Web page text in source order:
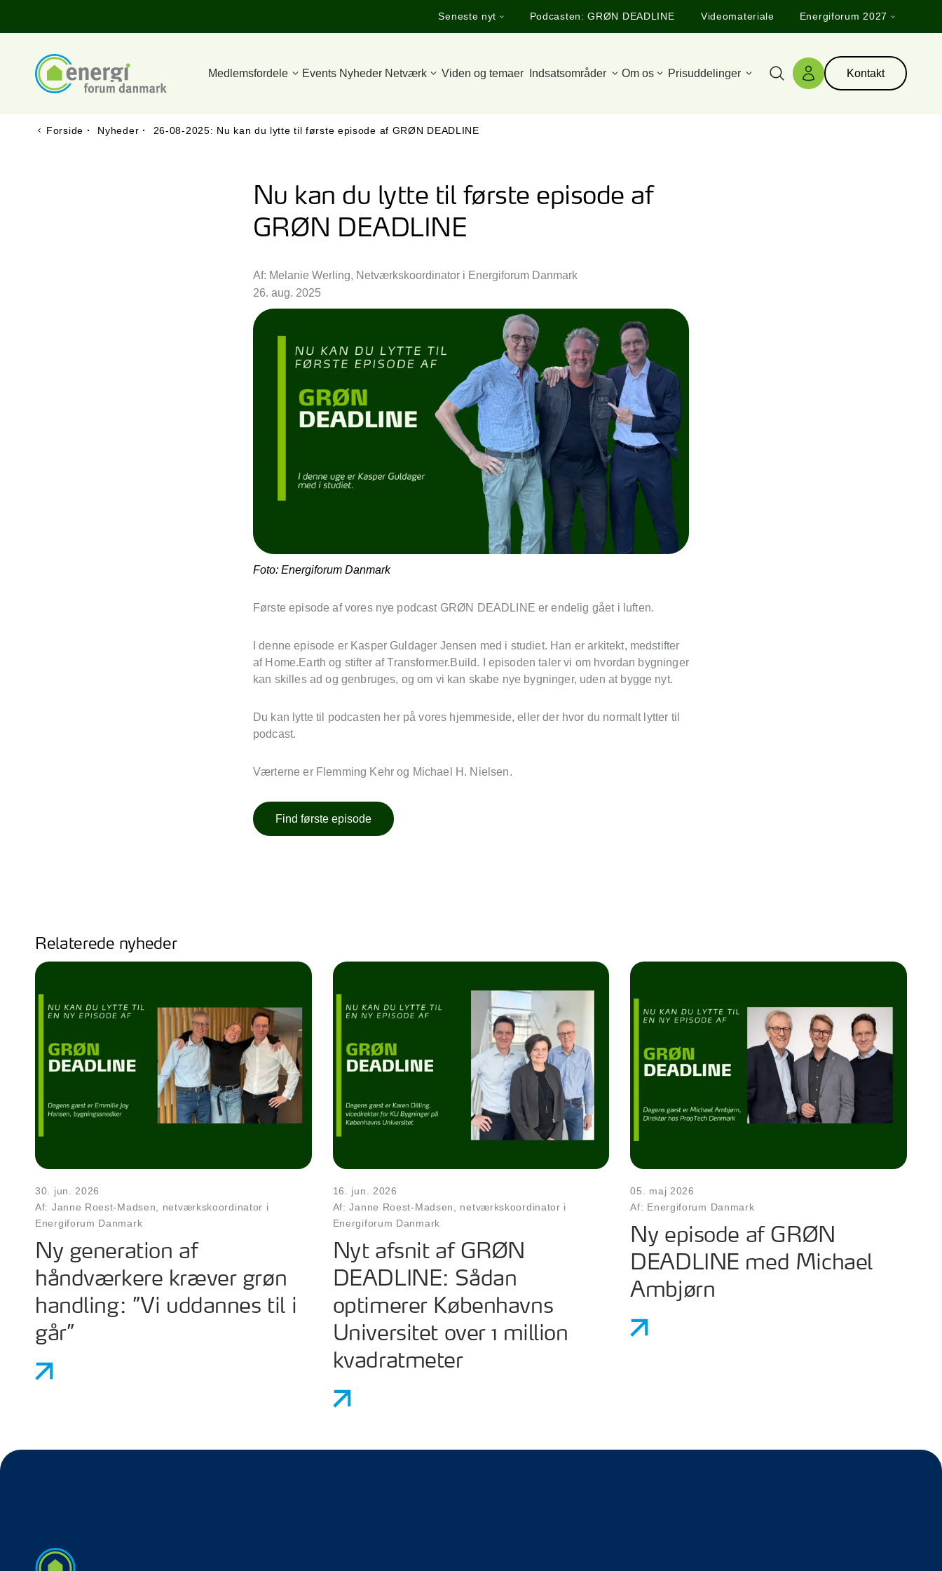
Seneste nyt Podcasten: GRØN DEADLINE Videomateriale Energiforum 2027
Medlemsfordele Events Nyheder Netværk Viden og temaer Indsatsområder Om os Prisuddelinger
Søg Log ind
Kontakt
Forside · Nyheder · 26-08-2025: Nu kan du lytte til første episode af GRØN DEADLINE
Nu kan du lytte til første episode af
GRØN DEADLINE
Af: Melanie Werling, Netværkskoordinator i Energiforum Danmark
26. aug. 2025
Foto: Energiforum Danmark
Første episode af vores nye podcast GRØN DEADLINE er endelig gået i luften.
I denne episode er Kasper Guldager Jensen med i studiet. Han er arkitekt, medstifter
af Home.Earth og stifter af Transformer.Build. I episoden taler vi om hvordan bygninger
kan skilles ad og genbruges, og om vi kan skabe nye bygninger, uden at bygge nyt.
Du kan lytte til podcasten her på vores hjemmeside, eller der hvor du normalt lytter til
podcast.
Værterne er Flemming Kehr og Michael H. Nielsen.
Find første episode
Relaterede nyheder
30. jun. 2026
Af: Janne Roest-Madsen, netværkskoordinator i
Energiforum Danmark
Ny generation af
håndværkere kræver grøn
handling: ”Vi uddannes til i
går”
16. jun. 2026
Af: Janne Roest-Madsen, netværkskoordinator i
Energiforum Danmark
Nyt afsnit af GRØN
DEADLINE: Sådan
optimerer Københavns
Universitet over 1 million
kvadratmeter
05. maj 2026
Af: Energiforum Danmark
Ny episode af GRØN
DEADLINE med Michael
Ambjørn